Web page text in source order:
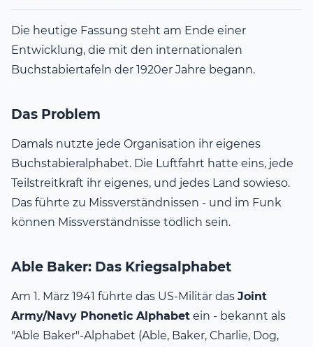
Die heutige Fassung steht am Ende einer
Entwicklung, die mit den internationalen
Buchstabiertafeln der 1920er Jahre begann.
Das Problem
Damals nutzte jede Organisation ihr eigenes
Buchstabieralphabet. Die Luftfahrt hatte eins, jede
Teilstreitkraft ihr eigenes, und jedes Land sowieso.
Das führte zu Missverständnissen - und im Funk
können Missverständnisse tödlich sein.
Able Baker: Das Kriegsalphabet
Am 1. März 1941 führte das US-Militär das Joint
Army/Navy Phonetic Alphabet ein - bekannt als
"Able Baker"-Alphabet (Able, Baker, Charlie, Dog,